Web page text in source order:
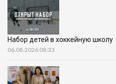
Набор детей в хоккейную школу
06.08.2026 08:33